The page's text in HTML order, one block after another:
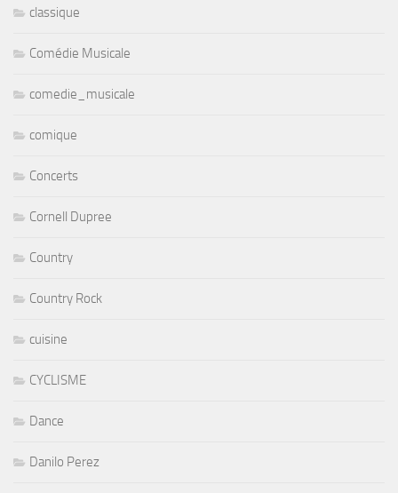
classique
Comédie Musicale
comedie_musicale
comique
Concerts
Cornell Dupree
Country
Country Rock
cuisine
CYCLISME
Dance
Danilo Perez